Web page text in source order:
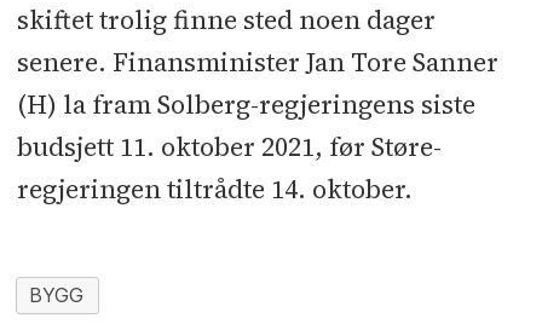
skiftet trolig finne sted noen dager
senere. Finansminister Jan Tore Sanner
(H) la fram Solberg-regjeringens siste
budsjett 11. oktober 2021, før Støre-
regjeringen tiltrådte 14. oktober.
BYGG